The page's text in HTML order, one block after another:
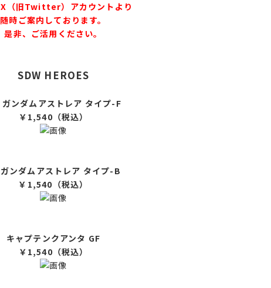
（旧Twitter）アカウントより
随時ご案内しております。
是非、ご活用ください。
SDW HEROES
ンダムアストレア タイプ-F
￥1,540（税込）
ンダムアストレア タイプ-B
￥1,540 （税込）
キャプテンクアンタ GF
￥1,540（税込）